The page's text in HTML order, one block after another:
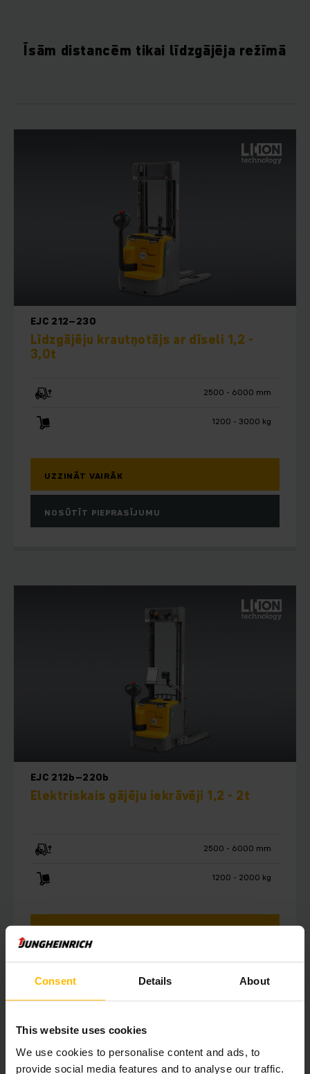
Consent Details About
This website uses cookies
We use cookies to personalise content and ads, to
provide social media features and to analyse our traffic.
Īsām distancēm tikai līdzgājēja režīmā
EJC 212–230
Līdzgājēju krautņotājs ar dīseli 1,2 -
3,0t
2500 - 6000 mm
1200 - 3000 kg
UZZINĀT VAIRĀK
NOSŪTĪT PIEPRASĪJUMU
EJC 212b–220b
Elektriskais gājēju iekrāvēji 1,2 - 2t
2500 - 6000 mm
1200 - 2000 kg